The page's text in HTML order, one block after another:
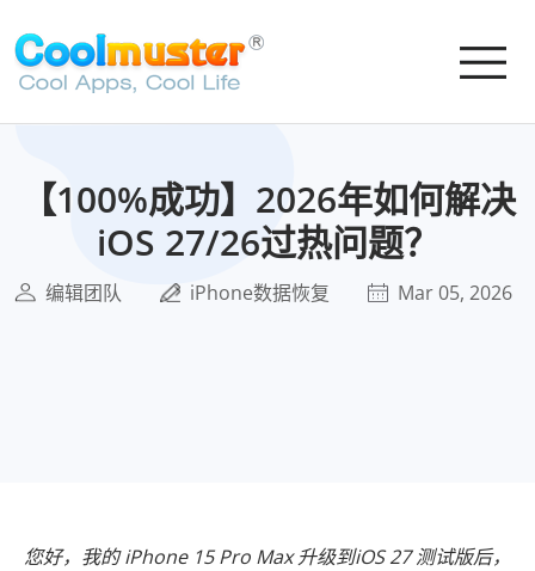
【100%成功】2026年如何解决
iOS 27/26过热问题？
编辑团队 iPhone数据恢复 Mar 05, 2026
您好，我的 iPhone 15 Pro Max 升级到iOS 27 测试版后，